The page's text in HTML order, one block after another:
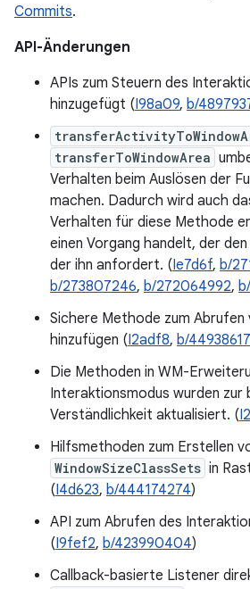
Commits.
API-Änderungen
APIs zum Steuern des
hinzugefügt (I98a09, b/
transferToWindowArea
Verhalten beim Auslösen der
machen. Dadurch wird auch
Verhalten für diese Methode
einen Vorgang handelt, der
der ihn anfordert. (Ie7d6f, b/
b/273807246, b/272064992,
Sichere Methode zum Abrufen
hinzufügen (I2adf8, b/
Die Methoden in WM-
Interaktionsmodus wurden zur
Verständlichkeit aktualisiert. (
Hilfsmethoden zum Erstellen
WindowSizeClassSets in
(I4d623, b/444174274)
API zum Abrufen des
(I9fef2, b/423990404)
Callback-basierte Listener